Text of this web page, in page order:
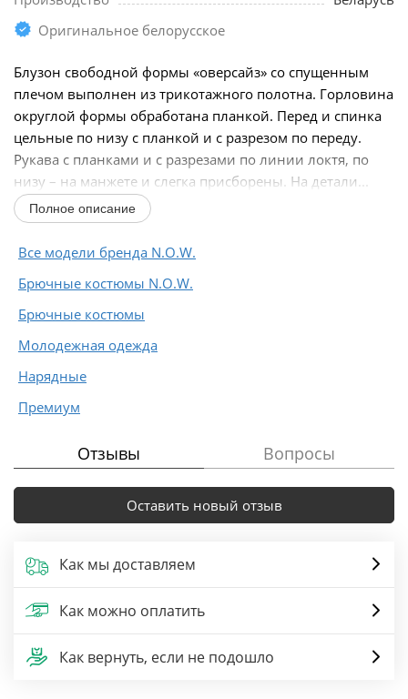
Оригинальное белорусское
Блузон свободной формы «оверсайз» со спущенным
плечом выполнен из трикотажного полотна. Горловина
округлой формы обработана планкой. Перед и спинка
цельные по низу с планкой и с разрезом по переду.
Рукава с планками и с разрезами по линии локтя, по
низу – на манжете и слегка присборены. На детали...
Полное описание
Все модели бренда N.O.W.
Брючные костюмы N.O.W.
Брючные костюмы
Молодежная одежда
Нарядные
Премиум
Отзывы Вопросы
Оставить новый отзыв
Как мы доставляем
Как можно оплатить
Как вернуть, если не подошло